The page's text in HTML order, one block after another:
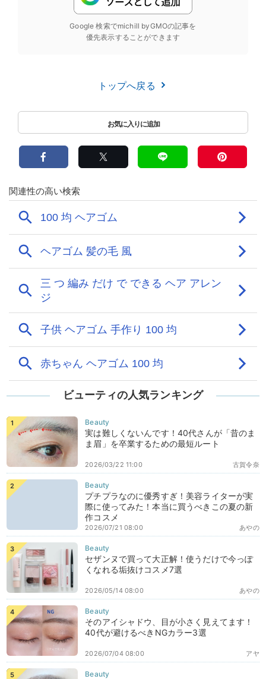
Google 検索でmichill byGMOの記事を
優先表示することができます
トップへ戻る
ビューティの人気ランキング
実は難しくないんです！40代さんが「昔のま
ま眉」を卒業するための最短ルート
古賀令奈
2026/03/22 11:00
プチプラなのに優秀すぎ！美容ライターが実
際に使ってみた！本当に買うべきこの夏の新
作コスメ
あやの
2026/07/21 08:00
セザンヌで買って大正解！使うだけで今っぽ
くなれる垢抜けコスメ7選
あやの
2026/05/14 08:00
そのアイシャドウ、目が小さく見えてます！
40代が避けるべきNGカラー3選
アヤ
2026/07/04 08:00